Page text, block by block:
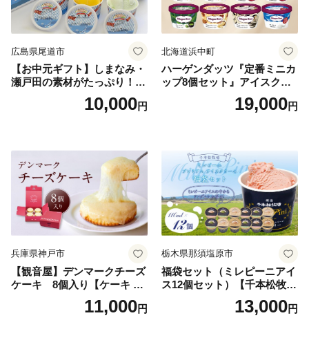
広島県尾道市
【お中元ギフト】しまなみ・
瀬戸田の素材がたっぷり！ジ
10,000円
北海道浜中町
ハーゲンダッツ『定番ミニカ
ップ8個セット』アイスクリ
ーム アイス スイーツ デザー
19,000円
兵庫県神戸市
【観音屋】デンマークチーズ
ケーキ 8個入り【ケーキ チ
ーズケーキ 人気スイーツ お
すすめスイーツ 神戸スイー
11,000円
栃木県那須塩原市
福袋セット（ミレピーニアイ
ス12個セット）【千本松牧
場】 ns025-014-12 【デザー
ト 詰め合わせ ギフト】
13,000円